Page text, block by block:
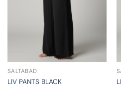
SALTABAD
LIV PANTS BLACK